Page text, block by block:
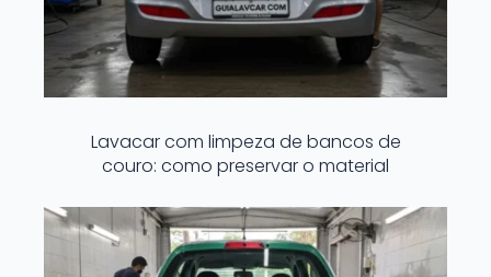
Lavacar com limpeza de bancos de
couro: como preservar o material